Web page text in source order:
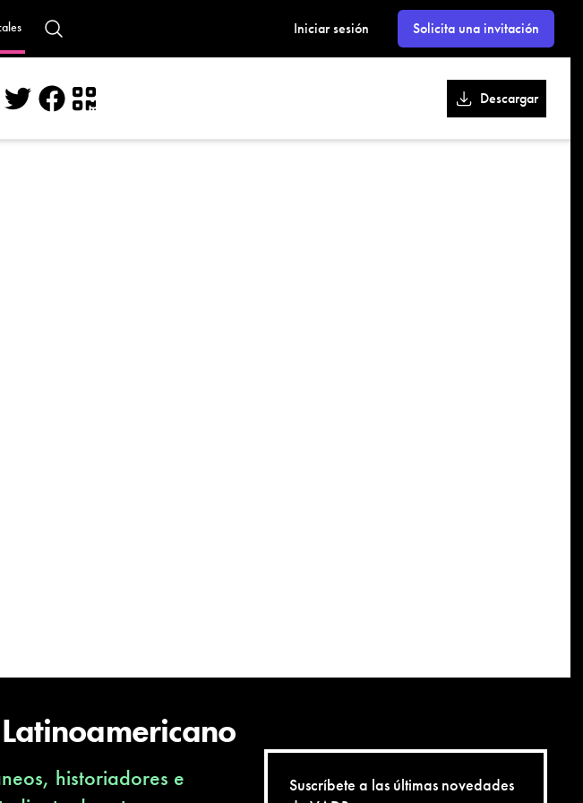
Iniciar sesión Solicita una invitación
Descargar
historiadores e
Suscríbete a las últimas novedades